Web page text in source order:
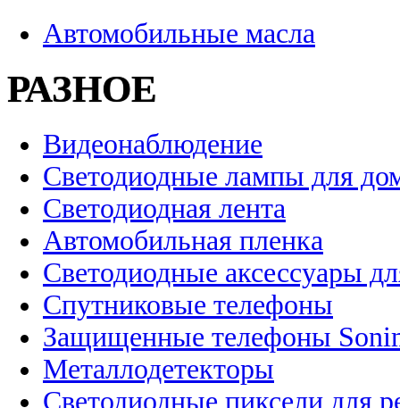
Автомобильные масла
РАЗНОЕ
Видеонаблюдение
Светодиодные лампы для
Светодиодная лента
Автомобильная пленка
Светодиодные аксессуары
Спутниковые телефоны
Защищенные телефоны
Металлодетекторы
Светодиодные пиксели для